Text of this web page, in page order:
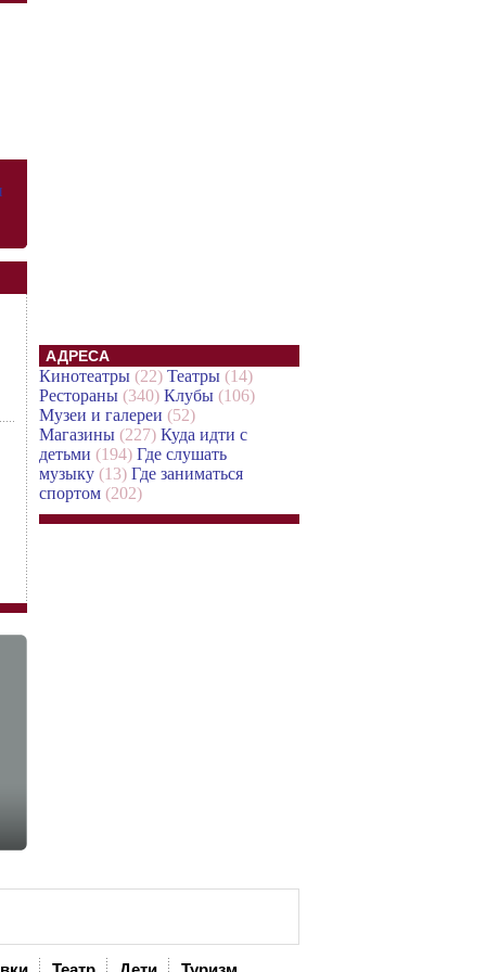
АДРЕСА
Кинотеатры(22) Театры(14)
Рестораны(340) Клубы(106)
Музеи и галереи (52)
Магазины(227) Куда идти с
детьми (194) Где слушать
музыку(13) Где заниматься
спортом(202)